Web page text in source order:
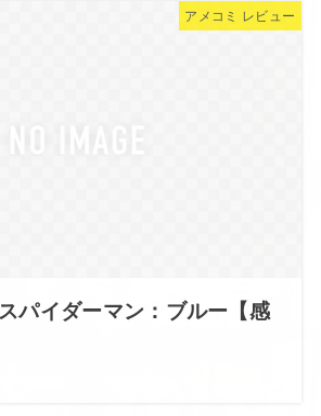
アメコミ レビュー
パイダーマン：ブルー【感